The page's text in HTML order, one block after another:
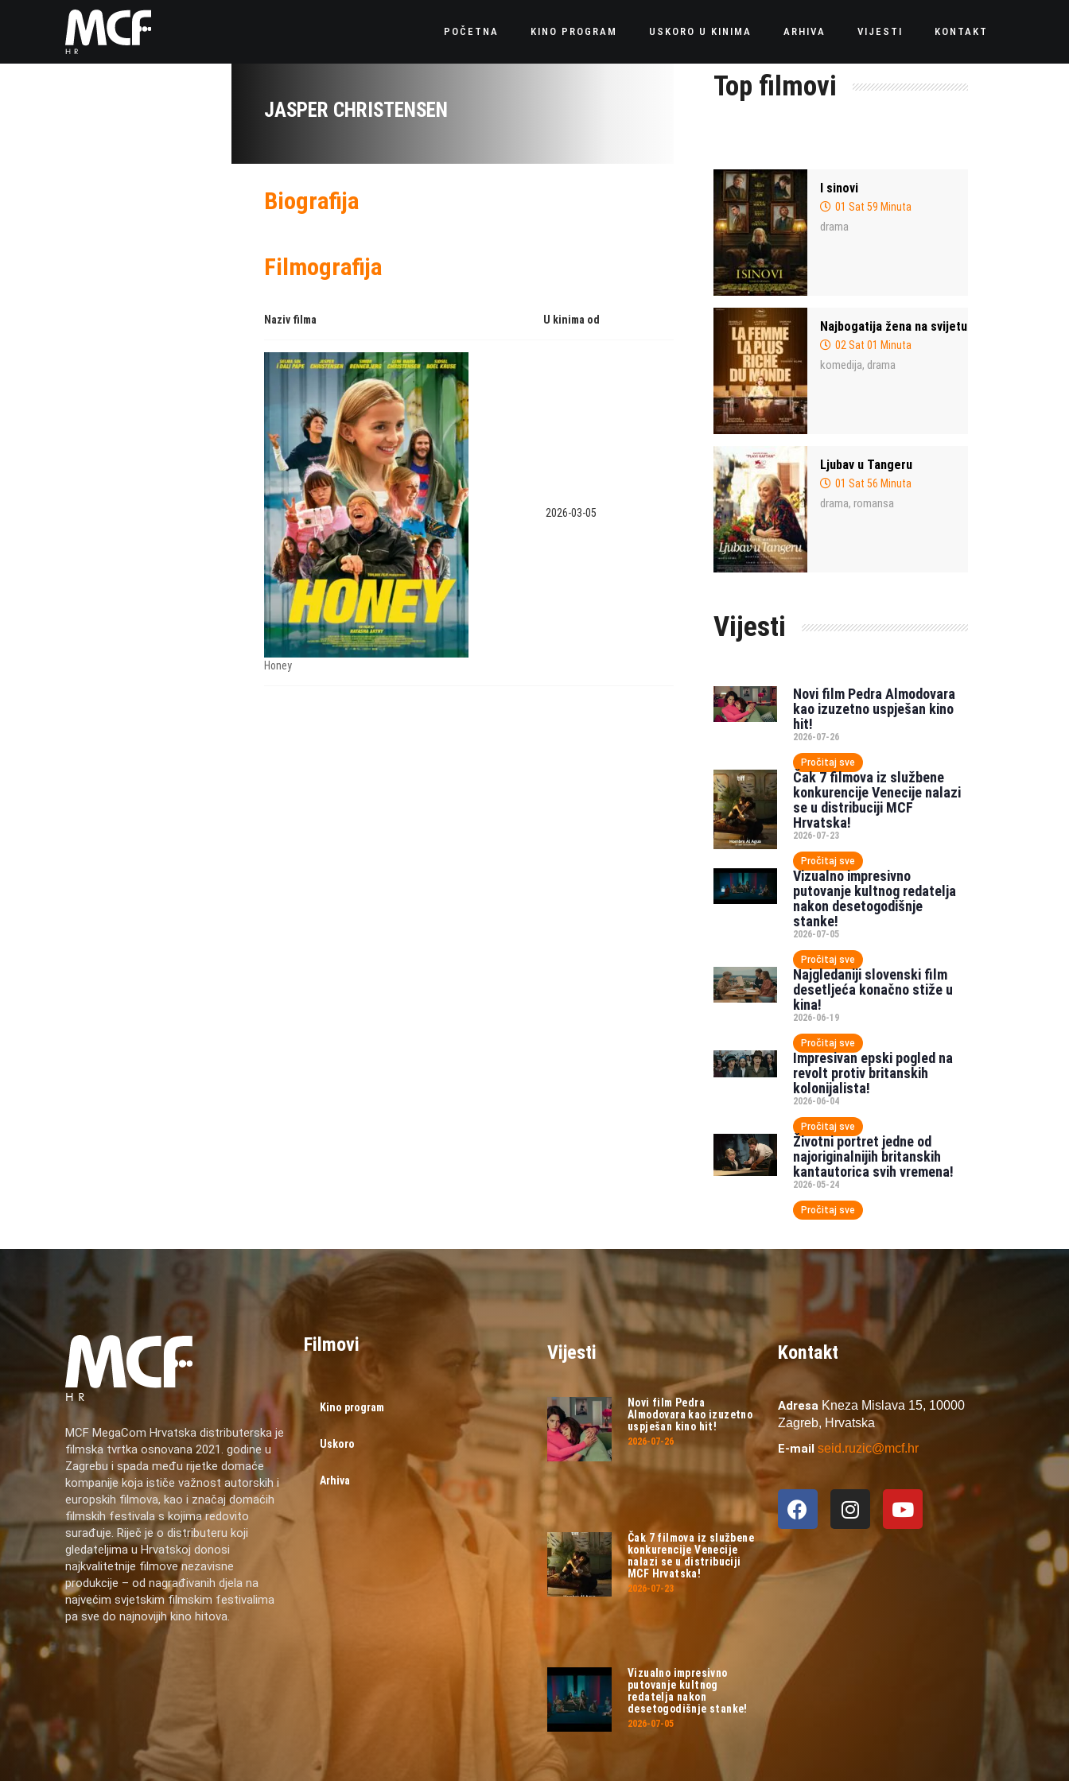
POČETNA KINO PROGRAM USKORO U KINIMA ARHIVA VIJESTI KONTAKT
JASPER CHRISTENSEN
Biografija
Filmografija
Naziv filma U kinima od
Honey
2026-03-05
Top filmovi
I sinovi
01 Sat 59 Minuta
drama
Najbogatija žena na svijetu
02 Sat 01 Minuta
komedija, drama
Ljubav u Tangeru
01 Sat 56 Minuta
drama, romansa
Vijesti
Novi film Pedra Almodovara
kao izuzetno uspješan kino
hit!
2026-07-26
Pročitaj sve
Čak 7 filmova iz službene
konkurencije Venecije nalazi
se u distribuciji MCF
Hrvatska!
2026-07-23
Pročitaj sve
Vizualno impresivno
putovanje kultnog redatelja
nakon desetogodišnje
stanke!
2026-07-05
Pročitaj sve
Najgledaniji slovenski film
desetljeća konačno stiže u
kina!
2026-06-19
Pročitaj sve
Impresivan epski pogled na
revolt protiv britanskih
kolonijalista!
2026-06-04
Pročitaj sve
Životni portret jedne od
najoriginalnijih britanskih
kantautorica svih vremena!
2026-05-24
Pročitaj sve
MCF MegaCom Hrvatska distributerska je
filmska tvrtka osnovana 2021. godine u
Zagrebu i spada među rijetke domaće
kompanije koja ističe važnost autorskih i
europskih filmova, kao i značaj domaćih
filmskih festivala s kojima redovito
surađuje. Riječ je o distributeru koji
gledateljima u Hrvatskoj donosi
najkvalitetnije filmove nezavisne
produkcije – od nagrađivanih djela na
najvećim svjetskim filmskim festivalima
pa sve do najnovijih kino hitova.
Filmovi
Kino program
Uskoro
Arhiva
Vijesti
Novi film Pedra
Almodovara kao izuzetno
uspješan kino hit!
2026-07-26
Čak 7 filmova iz službene
konkurencije Venecije
nalazi se u distribuciji
MCF Hrvatska!
2026-07-23
Vizualno impresivno
putovanje kultnog
redatelja nakon
desetogodišnje stanke!
2026-07-05
Kontakt
Adresa Kneza Mislava 15, 10000
Zagreb, Hrvatska
E-mail seid.ruzic@mcf.hr